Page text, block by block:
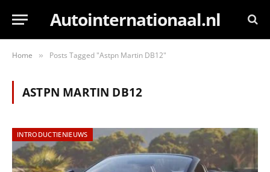
Autointernationaal.nl
Home » Posts Tagged "Astpn Martin DB12"
ASTPN MARTIN DB12
INTRODUCTIENIEUWS